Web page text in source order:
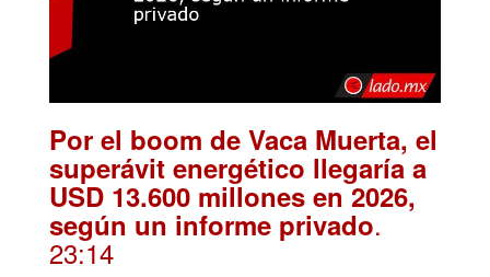
Por el boom de Vaca Muerta, el
superávit energético llegaría a
USD 13.600 millones en 2026,
según un informe privado.
23:14